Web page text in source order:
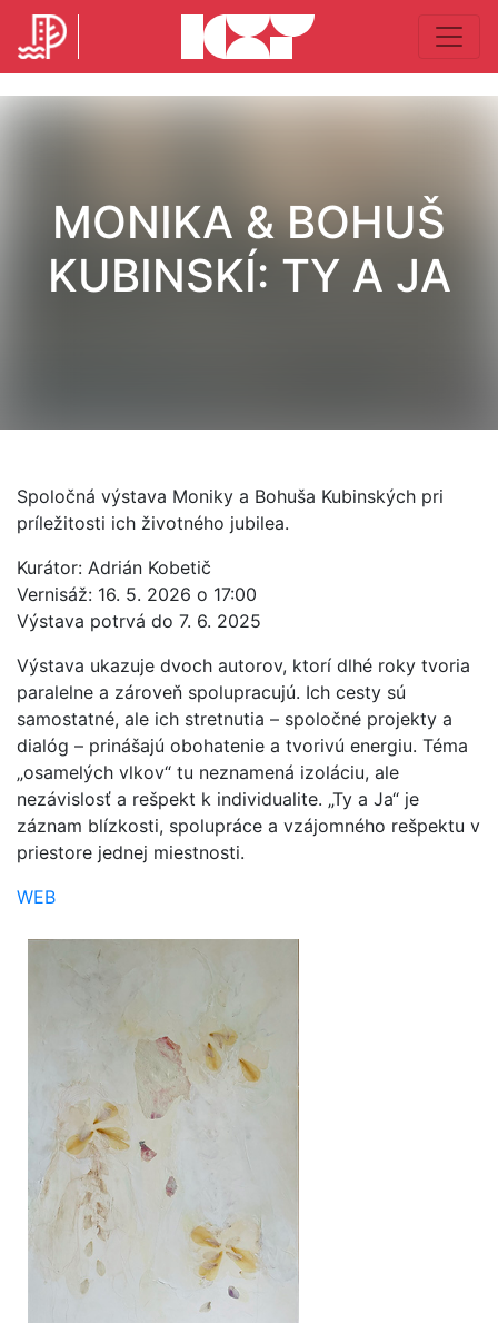
MONIKA & BOHUŠ
KUBINSKÍ: TY A JA
Spoločná výstava Moniky a Bohuša Kubinských pri
príležitosti ich životného jubilea.
Kurátor: Adrián Kobetič
Vernisáž: 16. 5. 2026 o 17:00
Výstava potrvá do 7. 6. 2025
Výstava ukazuje dvoch autorov, ktorí dlhé roky tvoria
paralelne a zároveň spolupracujú. Ich cesty sú
samostatné, ale ich stretnutia – spoločné projekty a
dialóg – prinášajú obohatenie a tvorivú energiu. Téma
„osamelých vlkov“ tu neznamená izoláciu, ale
nezávislosť a rešpekt k individualite. „Ty a Ja“ je
záznam blízkosti, spolupráce a vzájomného rešpektu v
priestore jednej miestnosti.
WEB